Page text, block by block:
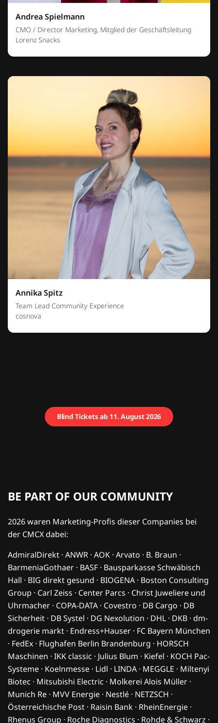
Andrea Spielmann
CMO / Director Marketing, Mitglied der Geschäftsleitung
Lorenz Snacks
Annika Spitz
Team Lead Community Experience
cosnova
Blind Tickets ab 11. August 2026
BE PART OF OUR COMMUNITY
2026 waren Marketing-Profis dieser Companies bei
der CMCX dabei:
AdmiralDirekt · ANWR · AOK · Arvato · B. Braun ·
BarmeniaGothaer · BASF · Bausparkasse Schwäbisch
Hall · BIG direkt gesund · BIOGENA · Boston Consulting
Group · Carl Zeiss · Center Parcs · Christ Juweliere und
Uhrmacher · COPA-DATA · Covestro · DB Cargo · DB
Sicherheit · DB Systel · DG Nexolution · DHL · DKB · dm-
drogerie markt · Endress+Hauser · FC Bayern München
· FedEx · Flughafen Berlin Brandenburg · HORSCH
Maschinen · IKK classic · Julius Blum · Kiefel · KOCH Pac-
Systeme · Koelnmesse · Lidl · LINDA · MEGGLE · Miltenyi
Biotec · Mitsubishi Electric · Molkerei Alois Müller ·
Munich Re · MVV Energie · Nestlé · NETZSCH ·
Österreichische Post · Raisin Bank · RheinEnergie ·
Rhenus Group · Roche Diagnostics · Rohde & Schwarz ·